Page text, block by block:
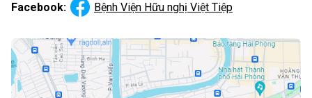
Facebook:
Bệnh Viện Hữu nghị Việt Tiệp